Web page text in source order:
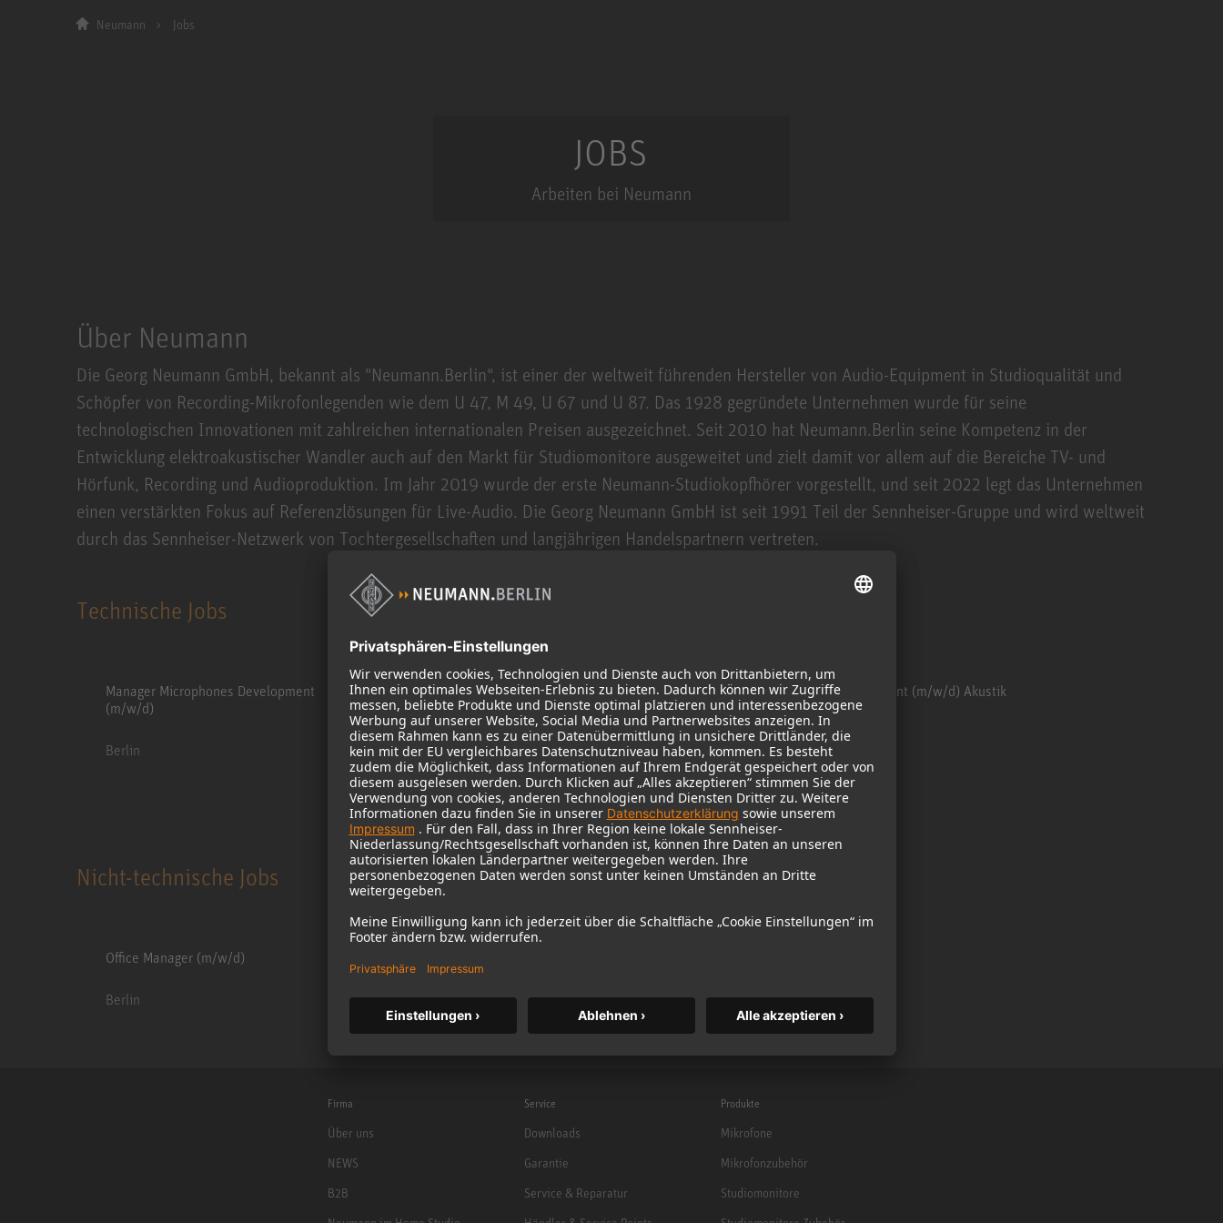
Neumann Jobs
JOBS
Arbeiten bei Neumann
Über Neumann
Die Georg Neumann GmbH, bekannt als "Neumann.Berlin", ist einer der weltweit führenden Hersteller von Audio-Equipment in Studioqualität und
Schöpfer von Recording-Mikrofonlegenden wie dem U 47, M 49, U 67 und U 87. Das 1928 gegründete Unternehmen wurde für seine
technologischen Innovationen mit zahlreichen internationalen Preisen ausgezeichnet. Seit 2010 hat Neumann.Berlin seine Kompetenz in der
Entwicklung elektroakustischer Wandler auch auf den Markt für Studiomonitore ausgeweitet und zielt damit vor allem auf die Bereiche TV- und
Hörfunk, Recording und Audioproduktion. Im Jahr 2019 wurde der erste Neumann-Studiokopfhörer vorgestellt, und seit 2022 legt das Unternehmen
einen verstärkten Fokus auf Referenzlösungen für Live-Audio. Die Georg Neumann GmbH ist seit 1991 Teil der Sennheiser-Gruppe und wird weltweit
durch das Sennheiser-Netzwerk von Tochtergesellschaften und langjährigen Handelspartnern vertreten.
Technische Jobs
Manager Microphones Development
(m/w/d)
Berlin
DSP Engineer (m/w/d)
Berlin
Werkstudent (m/w/d) Akustik
Nicht-technische Jobs
Office Manager (m/w/d)
Berlin
Firma
Über uns
NEWS
B2B
Service
Downloads
Garantie
Service & Reparatur
Produkte
Mikrofone
Mikrofonzubehör
Studiomonitore